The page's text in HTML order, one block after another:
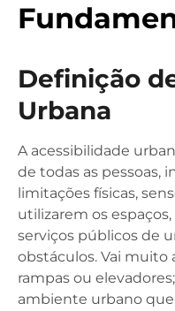
Definição
Urbana
A acessibilidade
de todas as pessoas,
limitações físicas,
utilizarem os
serviços públicos de
obstáculos. Vai muito
rampas ou
ambiente urbano